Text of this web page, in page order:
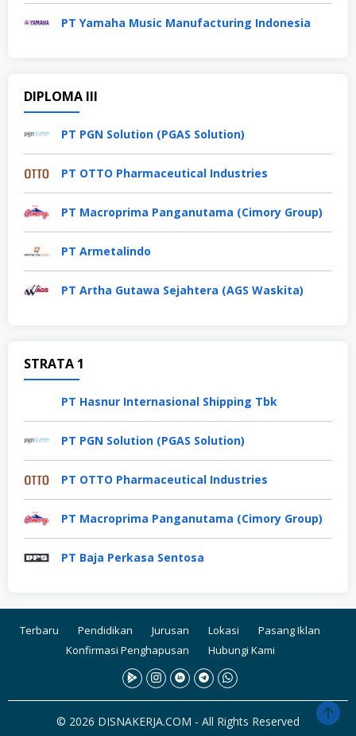
PT Yamaha Music Manufacturing Indonesia
DIPLOMA III
PT PGN Solution (PGAS Solution)
PT OTTO Pharmaceutical Industries
PT Macroprima Panganutama (Cimory Group)
PT Armetalindo
PT Artha Gutawa Sejahtera (AGS Waskita)
STRATA 1
PT Hasnur Internasional Shipping Tbk
PT PGN Solution (PGAS Solution)
PT OTTO Pharmaceutical Industries
PT Macroprima Panganutama (Cimory Group)
PT Baja Perkasa Sentosa
Terbaru Pendidikan Jurusan Lokasi
Pasang Iklan
Konfirmasi Penghapusan
Hubungi Kami
© 2026 DISNAKERJA.COM - All Rights Reserved